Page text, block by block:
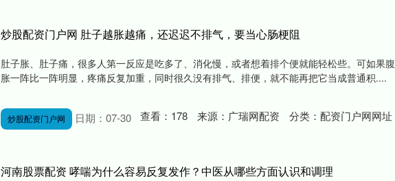
炒股配资门户网 肚子越胀越痛，还迟迟不排气，要当心肠梗阻
肚子胀、肚子痛，很多人第一反应是吃多了、消化慢，或者想着排个便就能轻松些。可如果腹
胀一阵比一阵明显，疼痛反复加重，同时很久没有排气、排便，就不能再把它当成普通积....
炒股配资门户网 日期：07-30 查看： 178 来源： 广瑞网配资 分类： 配资门户网网址
河南股票配资 哮喘为什么容易反复发作？中医从哪些方面认识和调理